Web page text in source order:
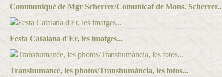
Communiqué de Mgr Scherrer/Comunicat de Mons.
Festa Catalana d'Er, les imatges...
Transhumance, les photos/Transhumància, les fotos...